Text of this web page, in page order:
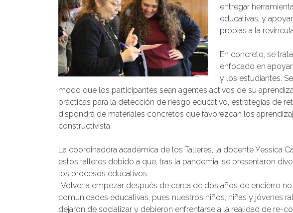
entregar
educativas, y
propias a la
En concreto, se
enfocado en
y los estudiantes.
modo que los participantes sean agentes activos de su
prácticas para la detección de riesgo educativo, estrategias de
dispondrá de materiales concretos que favorezcan los
constructivista.
La coordinadora académica de los Talleres, la docente Yessica
estos talleres debido a que, tras la pandemia, se presentaron
los procesos educativos.
“Volver a empezar después de cerca de dos años de encierro
comunidades educativas, pues nuestros niños, niñas y jóvenes
dejaron de socializar y debieron enfrentarse a la realidad de re-